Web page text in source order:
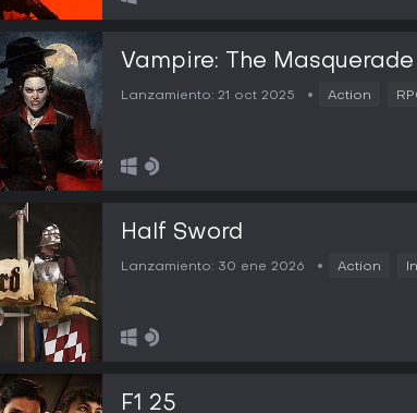
Vampire: The
Lanzamiento: 21 oct 2025 Action
Half Sword
Lanzamiento: 30 ene 2026 Action
F1 25